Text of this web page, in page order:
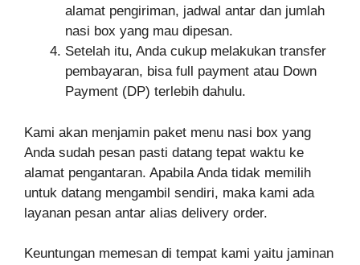
alamat pengiriman, jadwal antar dan jumlah
nasi box yang mau dipesan.
Setelah itu, Anda cukup melakukan transfer
pembayaran, bisa full payment atau Down
Payment (DP) terlebih dahulu.
Kami akan menjamin paket menu nasi box yang
Anda sudah pesan pasti datang tepat waktu ke
alamat pengantaran. Apabila Anda tidak memilih
untuk datang mengambil sendiri, maka kami ada
layanan pesan antar alias delivery order.
Keuntungan memesan di tempat kami yaitu jaminan